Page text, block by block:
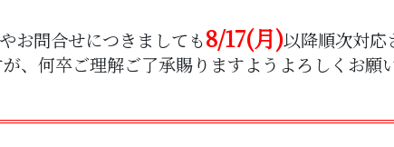
お問合せにつきましても8/17(月)以降順次対応
、何卒ご理解ご了承賜りますようよろしくお願